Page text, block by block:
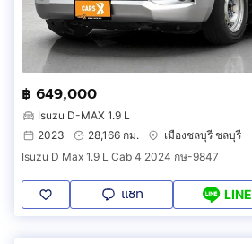
฿ 649,000
Isuzu D-MAX 1.9 L
2023
28,166 กม.
เมืองชลบุรี ชลบุรี
Isuzu D Max 1.9 L Cab 4 2024 กษ-9847
แชท LINE